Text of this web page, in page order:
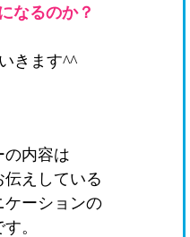
なるのか？
きます^^
の内容は
えしている
ケーションの
。